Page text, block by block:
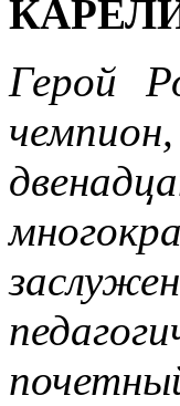
Герой
з